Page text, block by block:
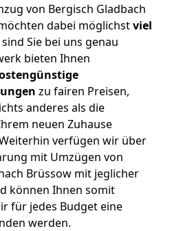
von Bergisch Gladbach
dabei möglichstviel
Sie bei uns genau
bieten Ihnen
zu fairen Preisen,
anderes als die
neuen Zuhause
verfügen wir über
mit Umzügen von
Brüssow mit jeglicher
können Ihnen somit
für jedes Budget eine
werden.